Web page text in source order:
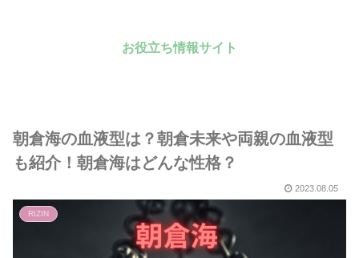
お役立ち情報サイト
朝倉海の血液型は？朝倉未来や両親の血液型
も紹介！朝倉海はどんな性格？
2023.08.05
RIZIN